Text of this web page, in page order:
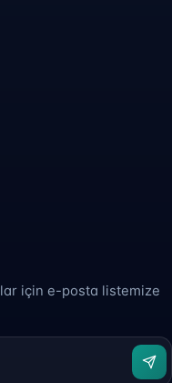
için e-posta listemize